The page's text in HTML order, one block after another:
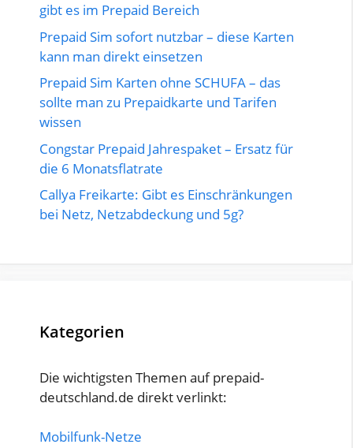
gibt es im Prepaid Bereich
Prepaid Sim sofort nutzbar – diese Karten
kann man direkt einsetzen
Prepaid Sim Karten ohne SCHUFA – das
sollte man zu Prepaidkarte und Tarifen
wissen
Congstar Prepaid Jahrespaket – Ersatz für
die 6 Monatsflatrate
Callya Freikarte: Gibt es Einschränkungen
bei Netz, Netzabdeckung und 5g?
Kategorien
Die wichtigsten Themen auf prepaid-
deutschland.de direkt verlinkt:
Mobilfunk-Netze